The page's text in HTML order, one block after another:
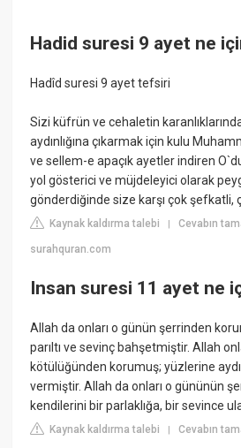
Hadid suresi 9 ayet ne
Hadîd suresi 9 ayet tefsiri
Sizi küfrün ve cehaletin
aydınlığına çıkarmak için kulu
ve sellem-e apaçık ayetler indiren
yol gösterici ve müjdeleyici olarak
gönderdiğinde size karşı çok şefkatli,
Kaynak kaldırma talebi |Cevabın
surahquran.com
Insan suresi 11 ayet ne
Allah da onları o günün şerrinden
parıltı ve sevinç bahşetmiştir. Allah
kötülüğünden korumuş; yüzlerine
vermiştir. Allah da onları o gününün
kendilerini bir parlaklığa, bir sevince
Kaynak kaldırma talebi |Cevabın